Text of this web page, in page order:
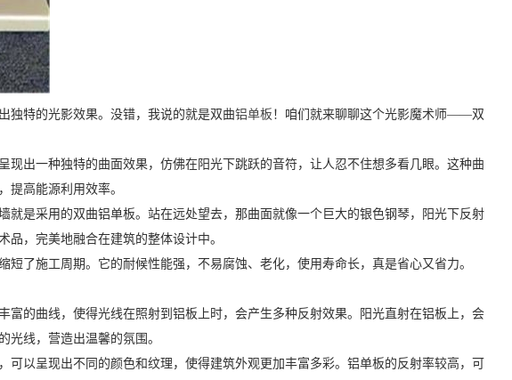
独特的光影效果。没错，我说的就是双曲铝单板 ！咱们就来聊聊这个光影魔术师——双
出一种独特的曲面效果，仿佛在阳光下跳跃的音符，让人忍不住想多看几眼。这种曲
提高能源利用效率。
是采用的双曲铝单板。站在远处望去，那曲面就像一个巨大的银色钢琴，阳光下反射
，完美地融合在建筑的整体设计中。
了施工周期。它的耐候性能强，不易腐蚀、老化，使用寿命长，真是省心又省力。
的曲线，使得光线在照射到铝板上时，会产生多种反射效果。阳光直射在铝板上，会
光线，营造出温馨的氛围。
以呈现出不同的颜色和纹理，使得建筑外观更加丰富多彩。铝单板的反射率较高，可